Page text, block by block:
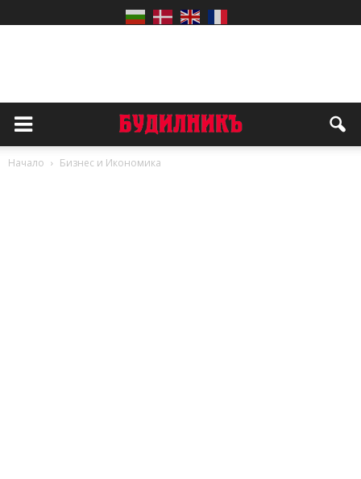
Начало Бизнес и Икономика